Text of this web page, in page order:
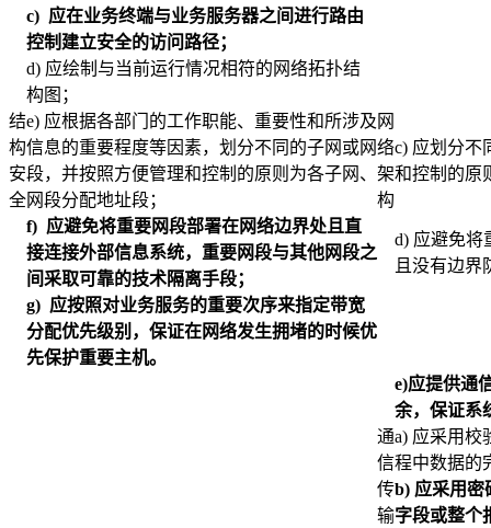
结
构
安
全
网
络
架
构
c) 应在业务终端与业务服务器之间进行路由
控制建立安全的访问路径；
d) 应绘制与当前运行情况相符的网络拓扑结
构图；
e) 应根据各部门的工作职能、重要性和所涉及
信息的重要程度等因素，划分不同的子网或网
段，并按照方便管理和控制的原则为各子网、
网段分配地址段；
c) 应划分不
和控制的原
f) 应避免将重要网段部署在网络边界处且直
接连接外部信息系统，重要网段与其他网段之
间采取可靠的技术隔离手段；
d) 应避免将
且没有边界
g) 应按照对业务服务的重要次序来指定带宽
分配优先级别，保证在网络发生拥堵的时候优
先保护重要主机。
e)应提供通
余，保证
通
信
传
输
a) 应采用校
程中数据的
b) 应采用密
字段或整